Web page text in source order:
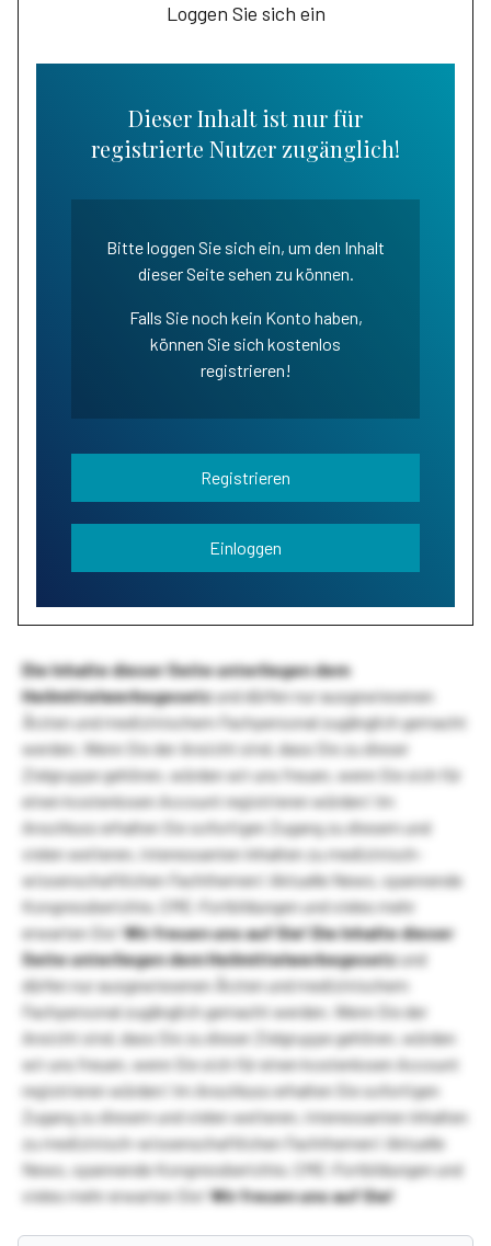
Loggen Sie sich ein
Dieser Inhalt ist nur für
registrierte Nutzer zugänglich!
Bitte loggen Sie sich ein, um den Inhalt
dieser Seite sehen zu können.
Falls Sie noch kein Konto haben,
können Sie sich kostenlos
registrieren!
Registrieren
Einloggen
Die Inhalte dieser Seite unterliegen dem
Heilmittelwerbegesetzund dürfen nur ausgewiesenen
Ärzten und medizinischem Fachpersonal zugänglich gemacht
werden. Wenn Sie der Ansicht sind, dass Sie zu dieser
Zielgruppe gehören, würden wir uns freuen, wenn Sie sich für
einen kostenlosen Account registrieren würden! Im
Anschluss erhalten Sie sofortigen Zugang zu diesem und
vielen weiteren, interessanten Inhalten zu medizinisch-
wissenschaftlichen Fachthemen! Aktuelle News, spannende
Kongressberichte, CME-Fortbildungen und vieles mehr
erwarten Sie!Wir freuen uns auf Sie!Die Inhalte dieser
Seite unterliegen dem Heilmittelwerbegesetzund
dürfen nur ausgewiesenen Ärzten und medizinischem
Fachpersonal zugänglich gemacht werden. Wenn Sie der
Ansicht sind, dass Sie zu dieser Zielgruppe gehören, würden
wir uns freuen, wenn Sie sich für einen kostenlosen Account
registrieren würden! Im Anschluss erhalten Sie sofortigen
Zugang zu diesem und vielen weiteren, interessanten Inhalten
zu medizinisch-wissenschaftlichen Fachthemen! Aktuelle
News, spannende Kongressberichte, CME-Fortbildungen und
vieles mehr erwarten Sie!Wir freuen uns auf Sie!